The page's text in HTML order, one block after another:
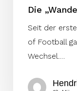
Die
Seit der
of Football
Wechsel.…